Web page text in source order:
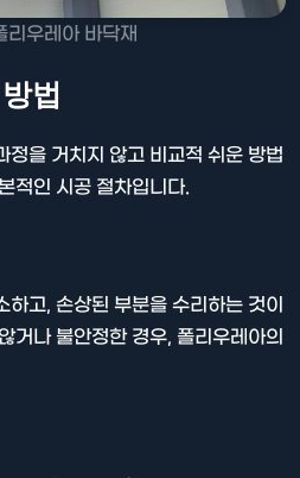
리우레아 바닥재
법
정을 거치지 않고 비교적 쉬운 방법
적인 시공 절차입니다.
고, 손상된 부분을 수리하는 것이
거나 불안정한 경우, 폴리우레아의